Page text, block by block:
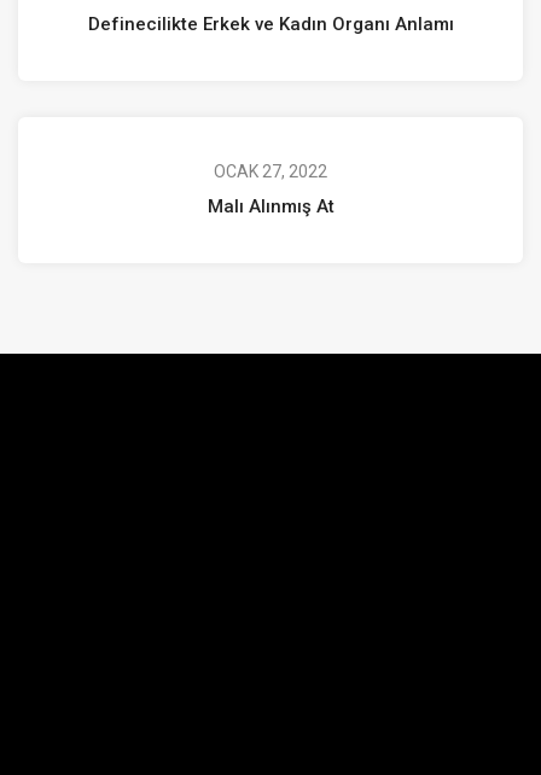
Definecilikte Erkek ve Kadın Organı Anlamı
OCAK 27, 2022
Malı Alınmış At